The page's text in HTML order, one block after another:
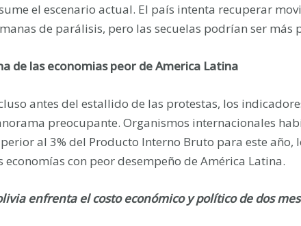
el escenario actual. El país intenta recuperar
de parálisis, pero las secuelas podrían ser
de las economias peor de America Latina
antes del estallido de las protestas, los
preocupante. Organismos internacionales
al 3% del Producto Interno Bruto para este año,
economías con peor desempeño de América Latina.
enfrenta el costo económico y político de dos